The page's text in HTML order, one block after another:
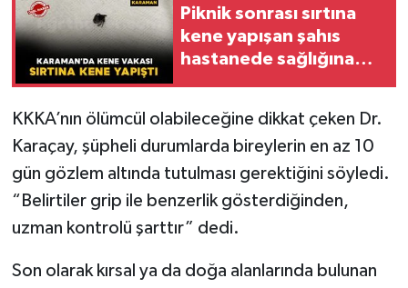
Piknik sonrası sırtına
kene yapışan şahıs
hastanede sağlığına
KKKA’nın ölümcül olabileceğine dikkat çeken Dr.
Karaçay, şüpheli durumlarda bireylerin en az 10
gün gözlem altında tutulması gerektiğini söyledi.
“Belirtiler grip ile benzerlik gösterdiğinden,
uzman kontrolü şarttır” dedi.
Son olarak kırsal ya da doğa alanlarında bulunan